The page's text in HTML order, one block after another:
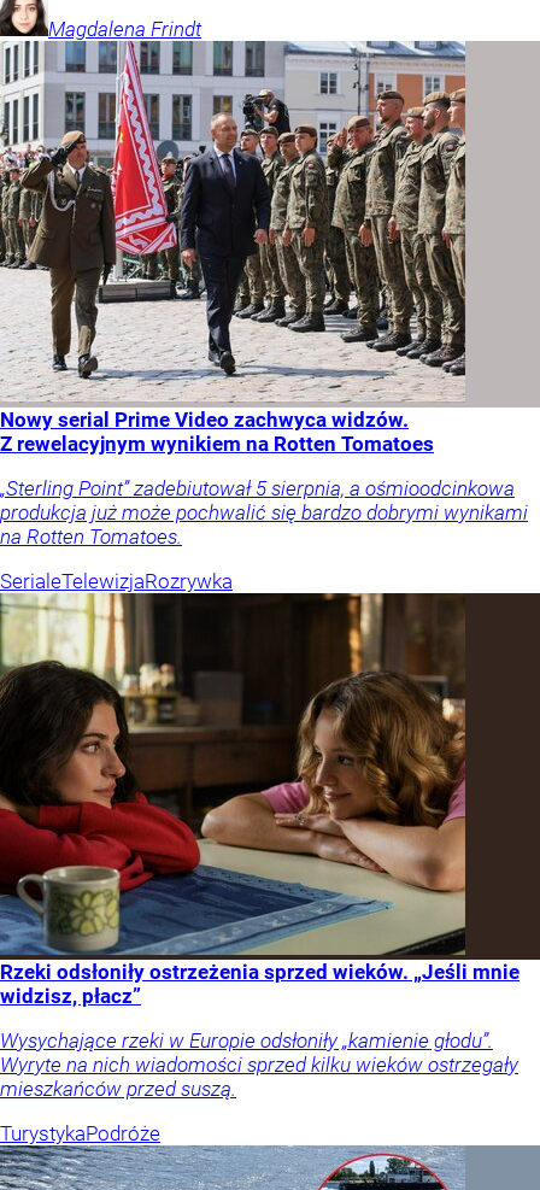
Magdalena Frindt
Nowy serial Prime Video zachwyca widzów.
Z rewelacyjnym wynikiem na Rotten Tomatoes
„Sterling Point” zadebiutował 5 sierpnia, a ośmioodcinkowa
produkcja już może pochwalić się bardzo dobrymi wynikami
na Rotten Tomatoes.
SerialeTelewizjaRozrywka
Rzeki odsłoniły ostrzeżenia sprzed wieków. „Jeśli mnie
widzisz, płacz”
Wysychające rzeki w Europie odsłoniły „kamienie głodu”.
Wyryte na nich wiadomości sprzed kilku wieków ostrzegały
mieszkańców przed suszą.
TurystykaPodróże